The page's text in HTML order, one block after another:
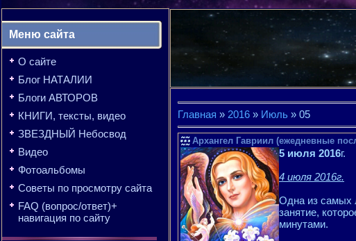
Меню сайта
О сайте
Блог НАТАЛИИ
Блоги АВТОРОВ
КНИГИ, тексты, видео
ЗВЕЗДНЫЙ Небосвод
Видео
Фотоальбомы
Советы по просмотру сайта
FAQ (вопрос/ответ)+
навигация по сайту
Главная » 2016 » Июль » 05
Архангел Гавриил (ежедневные
5 июля 2016г.
4 июля 2016г.
Одна из самых
занятие,
минутами.